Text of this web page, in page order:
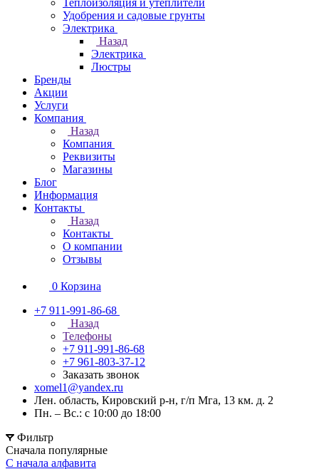
Теплоизоляция и утеплители
Удобрения и садовые грунты
Электрика
Назад
Электрика
Люстры
Бренды
Акции
Услуги
Компания
Назад
Компания
Реквизиты
Магазины
Блог
Информация
Контакты
Назад
Контакты
О компании
Отзывы
0 Корзина
+7 911-991-86-68
Назад
Телефоны
+7 911-991-86-68
+7 961-803-37-12
Заказать звонок
xomel1@yandex.ru
Лен. область, Кировский р-н, г/п Мга, 13 км. д. 2
Пн. – Вс.: с 10:00 до 18:00
Фильтр
Сначала популярные
С начала алфавита